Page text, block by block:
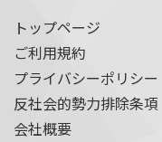
トップページ
ご利用規約
プライバシーポリシー
反社会的勢力排除条項
会社概要